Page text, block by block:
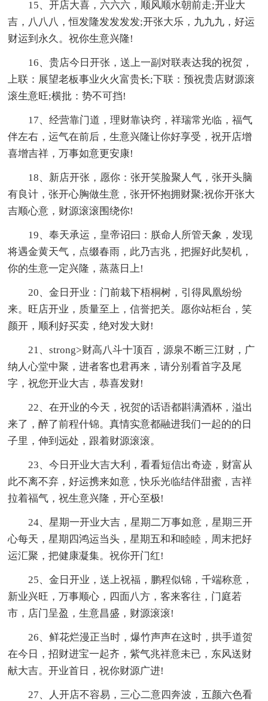
15、开店大喜，六六六，顺风顺水朝前走;开业大
吉，八八八，恒发隆发发发发;开张大乐，九九九，好运
财运到永久。祝你生意兴隆!
16、贵店今日开张，送上一副对联表达我的祝贺，
上联：展望老板事业火火富贵长;下联：预祝贵店财源滚
滚生意旺;横批：势不可挡!
17、经营靠门道，理财靠诀窍，祥瑞常光临，福气
伴左右，运气在前后，生意兴隆让你好享受，祝开店增
喜增吉祥，万事如意更安康!
18、新店开张，愿你：张开笑脸聚人气，张开头脑
有良计，张开心胸做生意，张开怀抱拥财聚;祝你开张大
吉顺心意，财源滚滚围绕你!
19、奉天承运，皇帝诏曰：朕命人所管天象，发现
将遇金黄天气，点缀春雨，此乃吉兆，把握好此契机，
你的生意一定兴隆，蒸蒸日上!
20、金日开业：门前栽下梧桐树，引得凤凰纷纷
来。旺店开业，质量至上，信誉把关。愿你站柜台，笑
颜开，顺利好买卖，绝对发大财!
21、strong>财高八斗十顶百，源泉不断三江财，广
纳人心堂中聚，进者客也君再来，请分别看首字及尾
字，祝您开业大吉，恭喜发财!
22、在开业的今天，祝贺的话语都斟满酒杯，溢出
来了，醉了前程什锦。真情实意都融进我们一起的的日
子里，伸到远处，跟着财源滚滚。
23、今日开业大吉大利，看看短信出奇迹，财富从
此不离不弃，好运携来如意，快乐光临结伴甜蜜，吉祥
拉着福气，祝生意兴隆，开心至极!
24、星期一开业大吉，星期二万事如意，星期三开
心每天，星期四鸿运当头，星期五和和睦睦，周末把好
运汇聚，把健康凝集。祝你开门红!
25、金日开业，送上祝福，鹏程似锦，千端称意，
新业兴旺，万事顺心，四面八方，客来客往，门庭若
市，店门呈盈，生意昌盛，财源滚滚!
26、鲜花烂漫正当时，爆竹声声在这时，拱手道贺
在今日，招财进宝一起齐，紫气兆祥意未已，东风送财
献大吉。开业首日，祝你财源广进!
27、人开店不容易，三心二意四奔波，五颜六色看